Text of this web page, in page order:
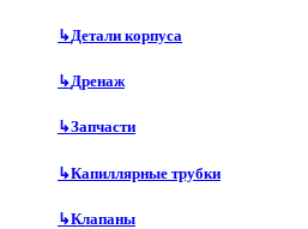
↳Детали корпуса
↳Дренаж
↳Запчасти
↳Капиллярные трубки
↳Клапаны